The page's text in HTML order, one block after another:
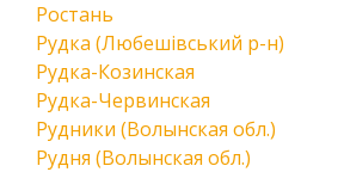
Ростань
Рудка (Любешівський р-н)
Рудка-Козинская
Рудка-Червинская
Рудники (Волынская обл.)
Рудня (Волынская обл.)